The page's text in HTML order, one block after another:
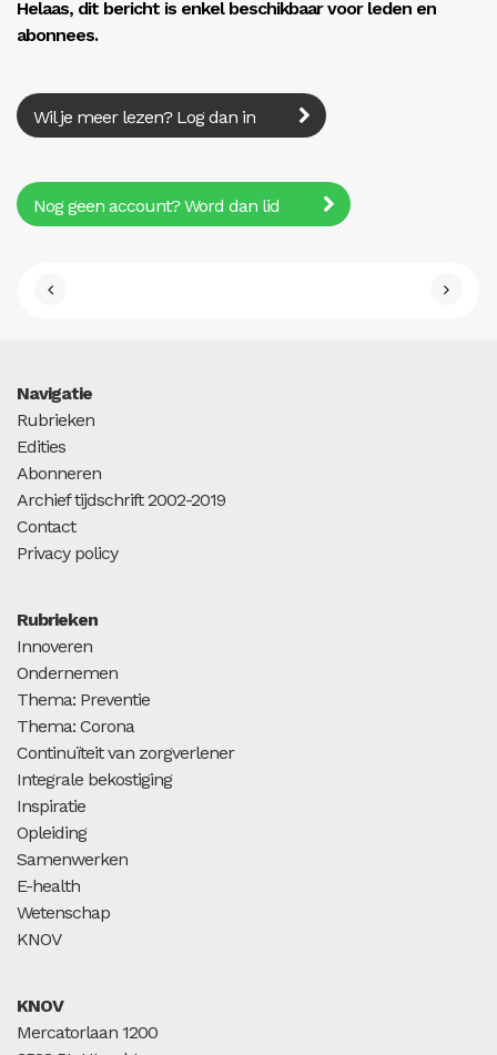
Helaas, dit bericht is enkel beschikbaar voor leden en
abonnees.
Wil je meer lezen? Log dan in
Nog geen account? Word dan lid
Navigatie
Rubrieken
Edities
Abonneren
Archief tijdschrift 2002-2019
Contact
Privacy policy
Rubrieken
Innoveren
Ondernemen
Thema: Preventie
Thema: Corona
Continuïteit van zorgverlener
Integrale bekostiging
Inspiratie
Opleiding
Samenwerken
E-health
Wetenschap
KNOV
KNOV
Mercatorlaan 1200